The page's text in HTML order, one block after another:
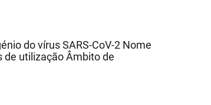
do vírus SARS-CoV-2 Nome
de utilização Âmbito de